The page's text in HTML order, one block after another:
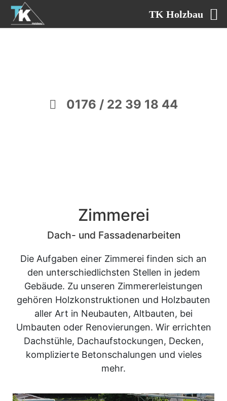
0176 / 22 39 18 44
Zimmerei
Dach- und Fassadenarbeiten
Die Aufgaben einer Zimmerei finden sich an
den unterschiedlichsten Stellen in jedem
Gebäude. Zu unseren Zimmererleistungen
gehören Holzkonstruktionen und Holzbauten
aller Art in Neubauten, Altbauten, bei
Umbauten oder Renovierungen. Wir errichten
Dachstühle, Dachaufstockungen, Decken,
komplizierte Betonschalungen und vieles
mehr.
TK Holzbau